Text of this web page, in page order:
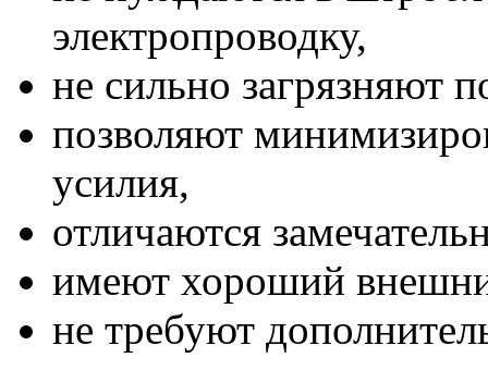
электропроводку,
не сильно загрязняют
позволяют
усилия,
отличаются
имеют хороший
не требуют